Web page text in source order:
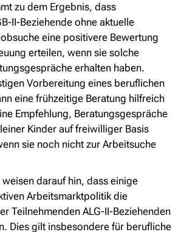
zu dem Ergebnis, dass
II-Beziehende ohne aktuelle
eine positivere Bewertung
erteilen, wenn sie solche
erhalten haben.
Vorbereitung eines beruflichen
eine frühzeitige Beratung hilfreich
Empfehlung, Beratungsgespräche
Kinder auf freiwilliger Basis
sie noch nicht zur Arbeitsuche
darauf hin, dass einige
Arbeitsmarktpolitik die
Teilnehmenden ALG-II-Beziehenden
Dies gilt insbesondere für berufliche